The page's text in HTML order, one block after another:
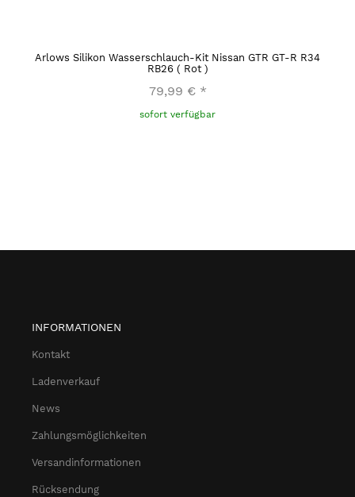
Arlows Silikon Wasserschlauch-Kit Nissan GTR GT-R R34
RB26 ( Rot )
79,99 € *
sofort verfügbar
INFORMATIONEN
Kontakt
Ladenverkauf
News
Zahlungsmöglichkeiten
Versandinformationen
Rücksendung